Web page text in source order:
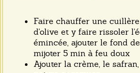
Faire chauffer une
d'olive et y faire rissoler
émincée, ajouter le fond
mijoter 5 min à feu doux
Ajouter la crème, le